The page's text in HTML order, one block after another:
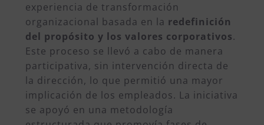
experiencia de transformación
organizacional basada en la redefinición
del propósito y los valores corporativos.
Este proceso se llevó a cabo de manera
participativa, sin intervención directa de
la dirección, lo que permitió una mayor
implicación de los empleados. La iniciativa
se apoyó en una metodología